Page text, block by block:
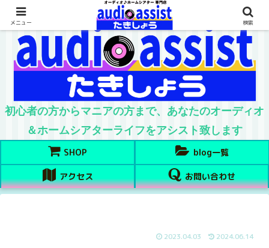
初心者の方からマニアの方まで、あなたのオーディオ
＆ホームシアターライフをアシスト致します
SHOP blog一覧
アクセス お問い合わせ
2023.04.03 2024.06.14
メニュー 検索